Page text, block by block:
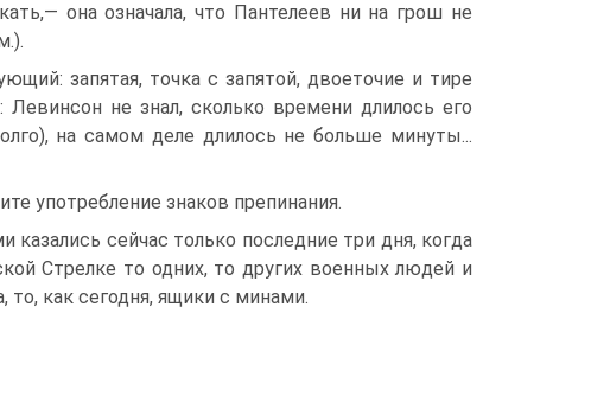
она означала, что Пантелеев ни на грош не
запятая, точка с запятой, двоеточие и тире
не знал, сколько времени длилось его
на самом деле длилось не больше минуты...
употребление знаков препинания.
сейчас только последние три дня, когда
Стрелке то одних, то других военных людей и
то, как сегодня, ящики с минами.